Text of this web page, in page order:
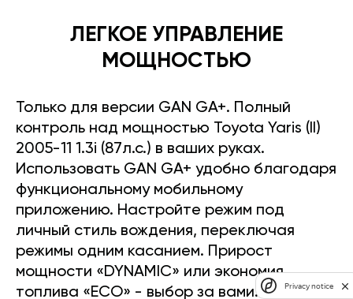
ЛЕГКОЕ УПРАВЛЕНИЕ
МОЩНОСТЬЮ
Только для версии GAN GA+. Полный
контроль над мощностью Toyota Yaris (II)
2005-11 1.3i (87л.с.) в ваших руках.
Использовать GAN GA+ удобно благодаря
функциональному мобильному
приложению. Настройте режим под
личный стиль вождения, переключая
режимы одним касанием. Прирост
мощности «DYNAMIC» или экономия
топлива «ECO» - выбор за вами.
Privacy notice